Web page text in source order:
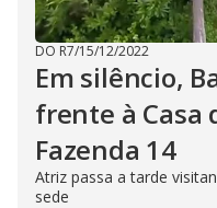
DO R7/15/12/2022
Em silêncio,
frente à Casa
Fazenda 14
Atriz passa a tarde
sede